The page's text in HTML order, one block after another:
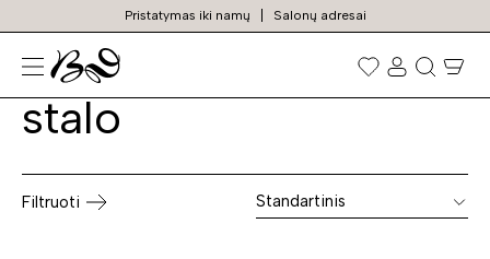
Pristatymas iki namų Salonų adresai
Prekių
paieška
Virtuvinis kampas be
stalo
Filtruoti Standartinis